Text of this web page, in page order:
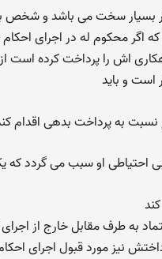
بسیار سخت می باشد و شخص
اگر محکوم له در اجرای
اش را پرداخت کرده است
است و باید
نسبت به پرداخت بدهی اقدام
احتیاطی او سبب می گردد که
به طرف مقابل خارج از
نیز مورد قبول اجرای